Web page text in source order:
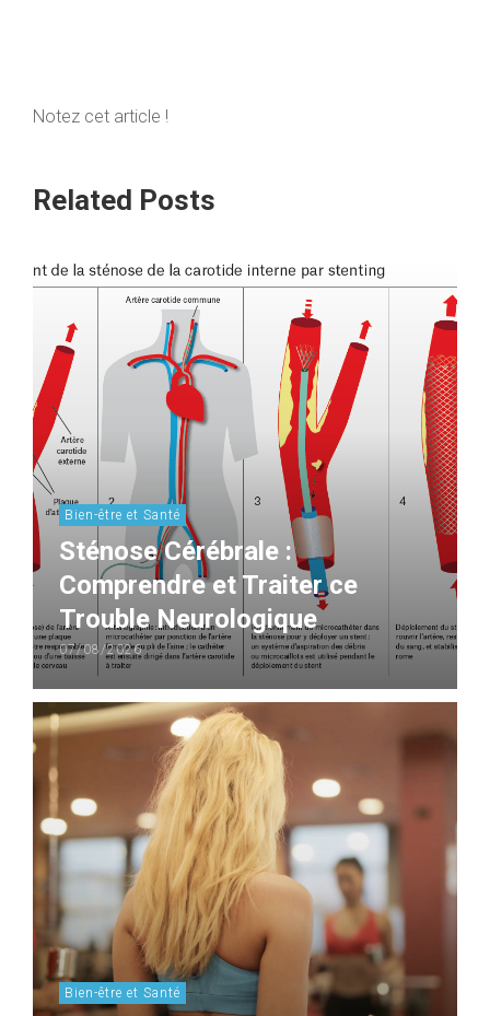
Notez cet article !
Related Posts
Bien-être et Santé
Sténose Cérébrale :
Comprendre et Traiter ce
Trouble Neurologique
07/08/2026
Bien-être et Santé